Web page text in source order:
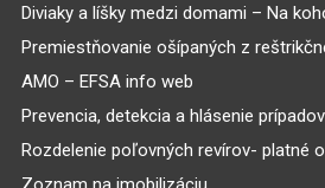
Diviaky a líšky medzi domami – Na
Premiestňovanie ošípaných z
AMO – EFSA info web
Prevencia, detekcia a hlásenie
Rozdelenie poľovných revírov- platné